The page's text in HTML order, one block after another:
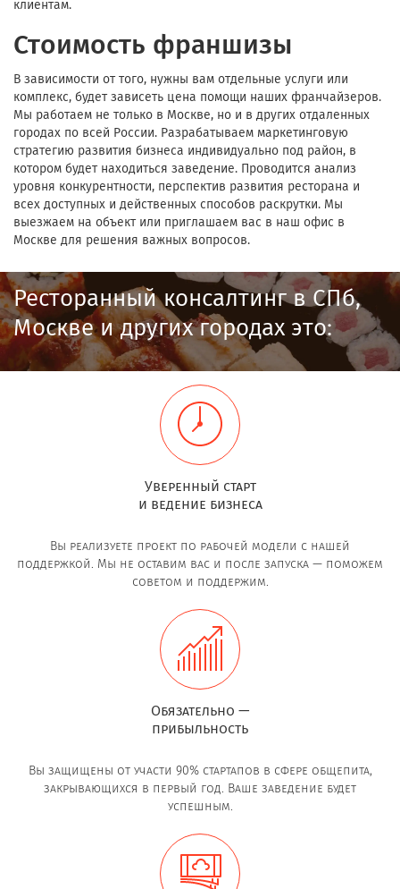
клиентам.
Стоимость франшизы
В зависимости от того, нужны вам отдельные услуги или
комплекс, будет зависеть цена помощи наших франчайзеров.
Мы работаем не только в Москве, но и в других отдаленных
городах по всей России. Разрабатываем маркетинговую
стратегию развития бизнеса индивидуально под район, в
котором будет находиться заведение. Проводится анализ
уровня конкурентности, перспектив развития ресторана и
всех доступных и действенных способов раскрутки. Мы
выезжаем на объект или приглашаем вас в наш офис в
Москве для решения важных вопросов.
Ресторанный консалтинг в СПб,
Москве и других городах это:
Уверенный старт
и ведение бизнеса
Вы реализуете проект по рабочей модели с нашей
поддержкой. Мы не оставим вас и после запуска — поможем
советом и поддержим.
Обязательно —
прибыльность
Вы защищены от участи 90% стартапов в сфере общепита,
закрывающихся в первый год. Ваше заведение будет
успешным.